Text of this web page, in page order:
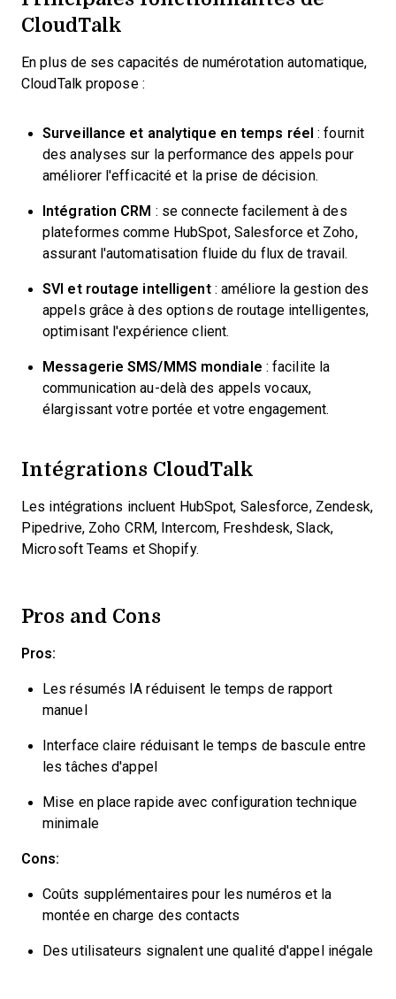
CloudTalk
En plus de ses capacités de numérotation automatique,
CloudTalk propose :
Surveillance et analytique en temps réel : fournit
des analyses sur la performance des appels pour
améliorer l'efficacité et la prise de décision.
Intégration CRM : se connecte facilement à des
plateformes comme HubSpot, Salesforce et Zoho,
assurant l'automatisation fluide du flux de travail.
SVI et routage intelligent: améliore la gestion des
appels grâce à des options de routage intelligentes,
optimisant l'expérience client.
Messagerie SMS/MMS mondiale : facilite la
communication au-delà des appels vocaux,
élargissant votre portée et votre engagement.
Intégrations CloudTalk
Les intégrations incluent HubSpot, Salesforce, Zendesk,
Pipedrive, Zoho CRM, Intercom, Freshdesk, Slack,
Microsoft Teams et Shopify.
Pros and Cons
Pros:
Les résumés IA réduisent le temps de rapport
manuel
Interface claire réduisant le temps de bascule entre
les tâches d'appel
Mise en place rapide avec configuration technique
minimale
Cons:
Coûts supplémentaires pour les numéros et la
montée en charge des contacts
Des utilisateurs signalent une qualité d'appel inégale